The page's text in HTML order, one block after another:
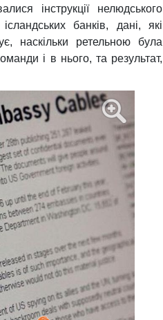
інструкції нелюдського
банків, дані, які
наскільки ретельною була
і в нього, та результат,